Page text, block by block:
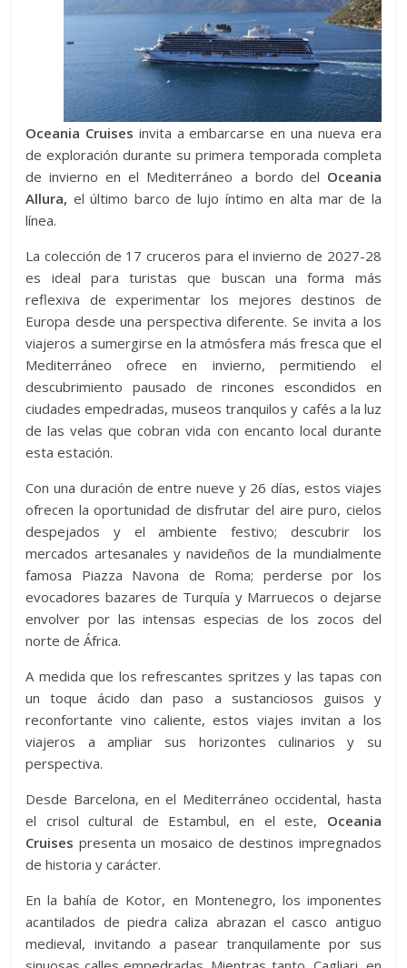
Oceania Cruises invita a embarcarse en una nueva era
de exploración durante su primera temporada completa
de invierno en el Mediterráneo a bordo del Oceania
Allura, el último barco de lujo íntimo en alta mar de la
línea.
La colección de 17 cruceros para el invierno de 2027-28
es ideal para turistas que buscan una forma más
reflexiva de experimentar los mejores destinos de
Europa desde una perspectiva diferente. Se invita a los
viajeros a sumergirse en la atmósfera más fresca que el
Mediterráneo ofrece en invierno, permitiendo el
descubrimiento pausado de rincones escondidos en
ciudades empedradas, museos tranquilos y cafés a la luz
de las velas que cobran vida con encanto local durante
esta estación.
Con una duración de entre nueve y 26 días, estos viajes
ofrecen la oportunidad de disfrutar del aire puro, cielos
despejados y el ambiente festivo; descubrir los
mercados artesanales y navideños de la mundialmente
famosa Piazza Navona de Roma; perderse por los
evocadores bazares de Turquía y Marruecos o dejarse
envolver por las intensas especias de los zocos del
norte de África.
A medida que los refrescantes spritzes y las tapas con
un toque ácido dan paso a sustanciosos guisos y
reconfortante vino caliente, estos viajes invitan a los
viajeros a ampliar sus horizontes culinarios y su
perspectiva.
Desde Barcelona, ​​en el Mediterráneo occidental, hasta
el crisol cultural de Estambul, en el este, Oceania
Cruises presenta un mosaico de destinos impregnados
de historia y carácter.
En la bahía de Kotor, en Montenegro, los imponentes
acantilados de piedra caliza abrazan el casco antiguo
medieval, invitando a pasear tranquilamente por sus